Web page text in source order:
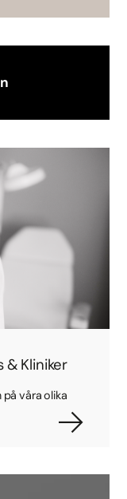
& Kliniker
på våra olika